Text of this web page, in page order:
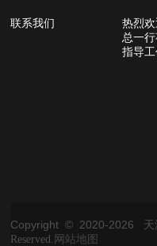
联系我们
热烈
总一行
指导工
Copyright © 2020-2026
天
Reserved. 网站地图